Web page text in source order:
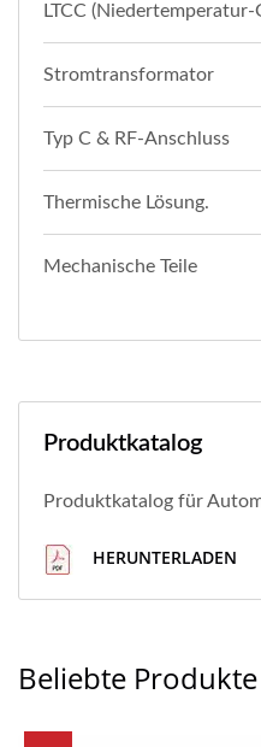
LTCC
Stromtransformator
Typ C & RF-Anschluss
Thermische Lösung.
Mechanische Teile
Produktkatalog
Produktkatalog für
HERUNTERLADEN
Beliebte Produkte